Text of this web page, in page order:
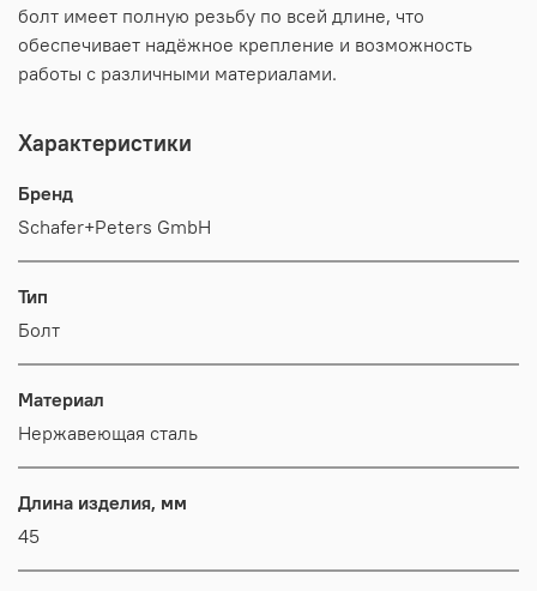
болт имеет полную резьбу по всей длине, что
обеспечивает надёжное крепление и возможность
работы с различными материалами.
Характеристики
Бренд
Schafer+Peters GmbH
Тип
Болт
Материал
Нержавеющая сталь
Длина изделия, мм
45